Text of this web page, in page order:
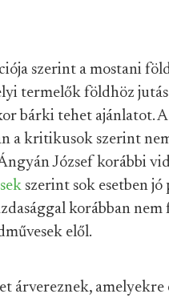
szerint a mostani
termelők földhöz
bárki tehet ajánlatot.
a kritikusok szerint
József korábbi
szerint sok esetben
korábban
elől.
árvereznek, amelyekre